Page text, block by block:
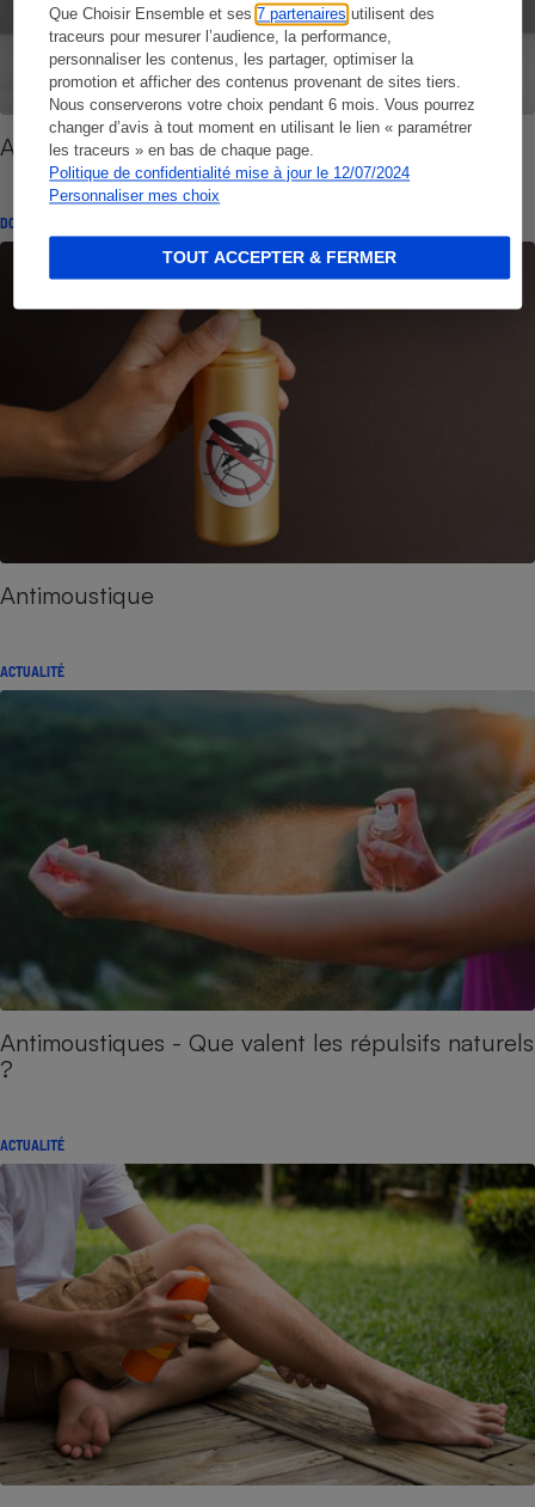
Que Choisir Ensemble et ses7 partenaires utilisent des
traceurs pour mesurer l’audience, la performance,
personnaliser les contenus, les partager, optimiser la
promotion et afficher des contenus provenant de sites tiers.
Nous conserverons votre choix pendant 6 mois. Vous pourrez
changer d’avis à tout moment en utilisant le lien « paramétrer
les traceurs » en bas de chaque page.
Politique de confidentialité mise à jour le 12/07/2024
Personnaliser mes choix
TOUT ACCEPTER & FERMER
Antimoustiques - Bien choisir son antimoustique
DOSSIER
Antimoustique
ACTUALITÉ
Antimoustiques - Que valent les répulsifs naturels
?
ACTUALITÉ